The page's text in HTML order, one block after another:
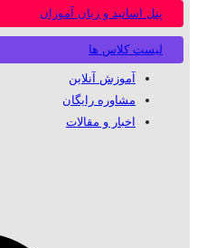
لیست کلاس ها
پنل اساتید و زبان آموزان
آموزش آنلاین
مشاوره رایگان
اخبار و مقالات